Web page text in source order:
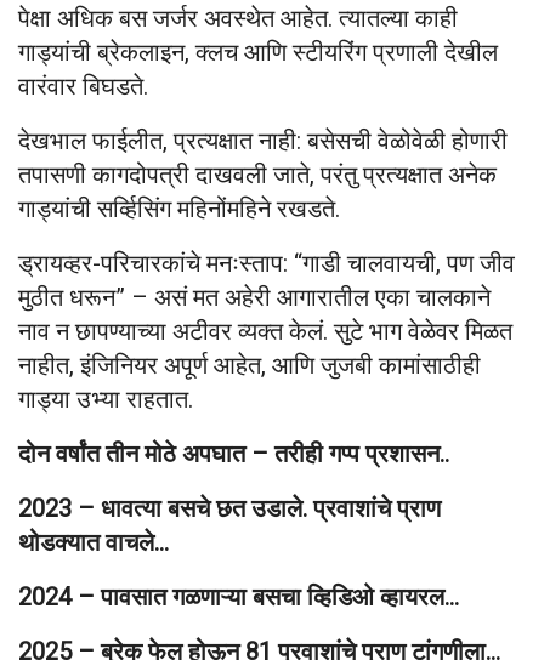
पेक्षा अधिक बस जर्जर अवस्थेत आहेत. त्यातल्या काही
गाड्यांची ब्रेकलाइन, क्लच आणि स्टीयरिंग प्रणाली देखील
वारंवार बिघडते.
देखभाल फाईलीत, प्रत्यक्षात नाही: बसेसची वेळोवेळी होणारी
तपासणी कागदोपत्री दाखवली जाते, परंतु प्रत्यक्षात अनेक
गाड्यांची सर्व्हिसिंग महिनोंमहिने रखडते.
ड्रायव्हर-परिचारकांचे मनःस्ताप: “गाडी चालवायची, पण जीव
मुठीत धरून” – असं मत अहेरी आगारातील एका चालकाने
नाव न छापण्याच्या अटीवर व्यक्त केलं. सुटे भाग वेळेवर मिळत
नाहीत, इंजिनियर अपूर्ण आहेत, आणि जुजबी कामांसाठीही
गाड्या उभ्या राहतात.
दोन वर्षांत तीन मोठे अपघात – तरीही गप्प प्रशासन..
2023 – धावत्या बसचे छत उडाले. प्रवाशांचे प्राण
थोडक्यात वाचले…
2024 – पावसात गळणाऱ्या बसचा व्हिडिओ व्हायरल…
2025 – ब्रेक फेल होऊन 81 प्रवाशांचे प्राण टांगणीला…